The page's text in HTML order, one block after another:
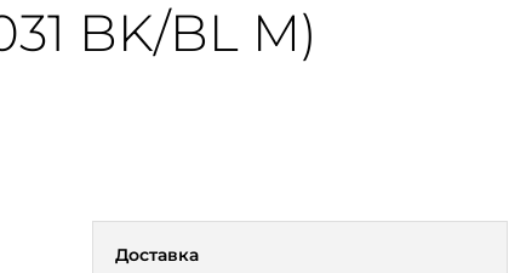
BK/BL M)
Доставка